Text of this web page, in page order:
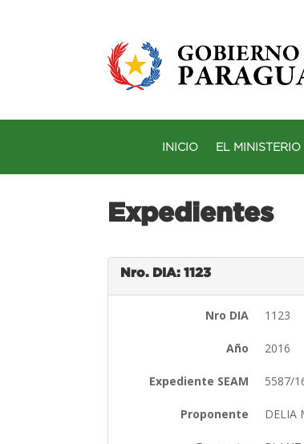
INICIO EL MINISTERIO
Expedientes
Nro. DIA: 1123
Nro DIA 1123
Año 2016
Expediente SEAM 5587/
Proponente DELIA